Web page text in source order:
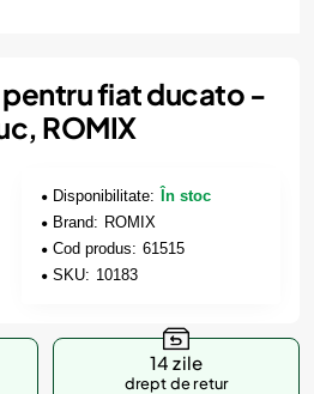
fiat ducato -
ROMIX
Disponibilitate:
În stoc
Brand: ROMIX
Cod produs: 61515
SKU: 10183
14 zile
drept de retur